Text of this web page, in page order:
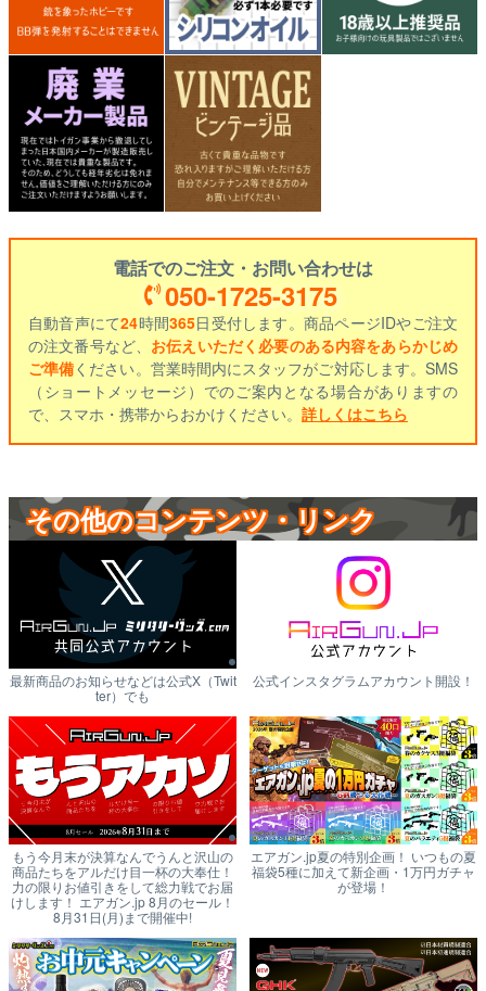
電話でのご注文・お問い合わせは
050-1725-3175
自動音声にて24時間365日受付します。商品ページIDやご注文
の注文番号など、 お伝えいただく必要のある内容をあらかじめ
ご準備ください。営業時間内にスタッフがご対応します。SMS
（ショートメッセージ）でのご案内となる場合がありますの
で、スマホ・携帯からおかけください。 詳しくはこちら
その他のコンテンツ・リンク
最新商品のお知らせなどは公式X（Twit
ter）でも
公式インスタグラムアカウント開設！
もう今月末が決算なんでうんと沢山の
商品たちをアルだけ目一杯の大奉仕！
力の限りお値引きをして総力戦でお届
けします！ エアガン.jp 8月のセール！
8月31日(月)まで開催中!
エアガン.jp夏の特別企画！ いつもの夏
福袋5種に加えて新企画・1万円ガチャ
が登場！